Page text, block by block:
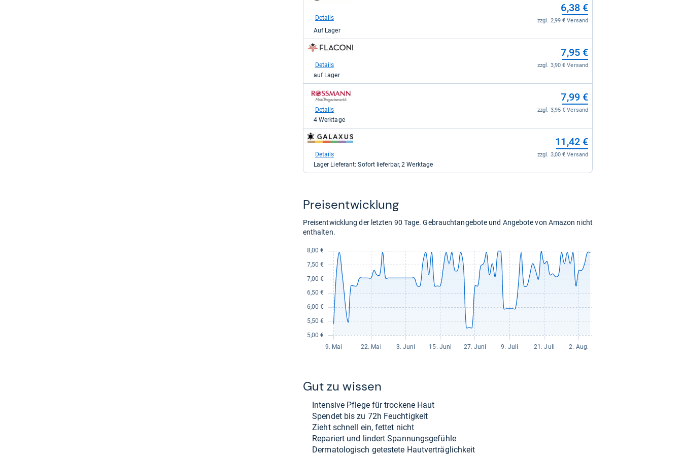
Amazon.de
6,38
kaufen.
6,38 €
zzgl. 2,99 € Versand
Details
Auf Lager
zum
Shop:
für
kaufen.
7,95 €
zzgl. 3,90 € Versand
Details
auf Lager
zum
Shop:
7,99
kaufen.
7,99 €
zzgl. 3,95 € Versand
Details
4 Werktage
zum
Shop:
für
11,42 €
zzgl. 3,00 € Versand
Details
Lager Lieferant: Sofort lieferbar, 2 Werktage
Preis­ent­wick­lung
Preisentwicklung der letzten 90 Tage. Gebrauchtangebote und Angebote von Amazon nicht
enthalten.
Gut zu wis­sen
Inten­sive Pflege für tro­ckene Haut
Spen­det bis zu 72h Feuch­tig­keit
Zieht schnell ein, fet­tet nicht
Repa­riert und lin­dert Span­nungs­ge­fühle
Der­ma­to­lo­gisch getes­tete Haut­ver­träg­lich­keit